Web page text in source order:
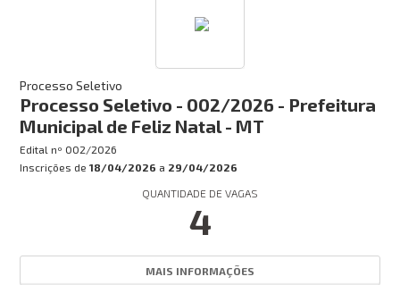
Processo Seletivo
Processo Seletivo - 002/2026 - Prefeitura
Municipal de Feliz Natal - MT
Edital nº 002/2026
Inscrições de 18/04/2026 a 29/04/2026
QUANTIDADE DE VAGAS
4
MAIS INFORMAÇÕES